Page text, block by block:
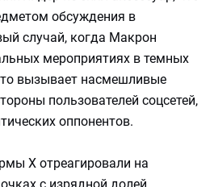
обсуждения в
случай, когда Макрон
мероприятиях в темных
вызывает насмешливые
пользователей соцсетей,
оппонентов.
X отреагировали на